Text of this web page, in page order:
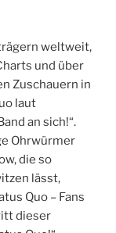
weltweit,
und über
Zuschauern in
laut
an sich!“.
Ohrwürmer
die so
lässt,
Quo – Fans
dieser